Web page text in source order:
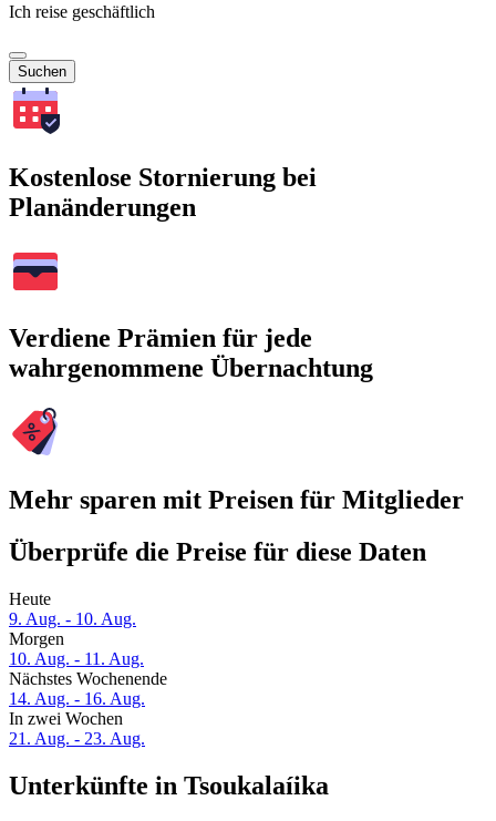
Ich reise geschäftlich
Suchen
Kostenlose Stornierung bei
Planänderungen
Verdiene Prämien für jede
wahrgenommene Übernachtung
Mehr sparen mit Preisen für Mitglieder
Überprüfe die Preise für diese Daten
Heute
9. Aug. - 10. Aug.
Morgen
10. Aug. - 11. Aug.
Nächstes Wochenende
14. Aug. - 16. Aug.
In zwei Wochen
21. Aug. - 23. Aug.
Unterkünfte in Tsoukalaíika